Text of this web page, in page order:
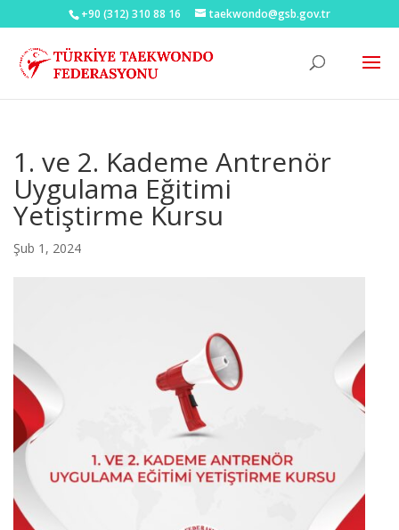
+90 (312) 310 88 16 taekwondo@gsb.gov.tr
1. ve 2. Kademe Antrenör
Uygulama Eğitimi
Yetiştirme Kursu
Şub 1, 2024